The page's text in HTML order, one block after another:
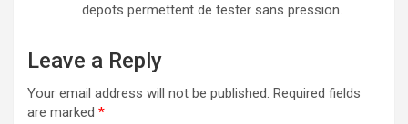
depots permettent de tester sans pression.
Leave a Reply
Your email address will not be published. Required fields
are marked *